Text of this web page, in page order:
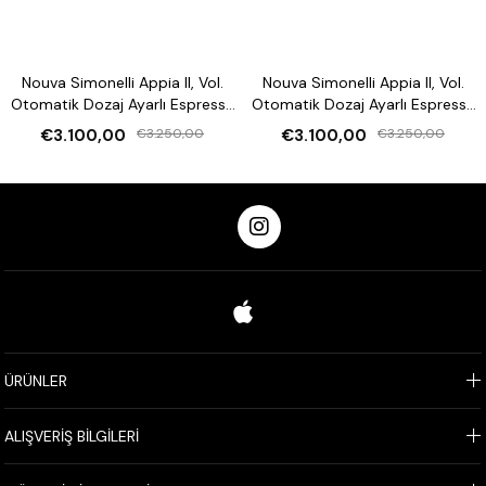
Nouva Simonelli Appia II, Vol.
Otomatik Dozaj Ayarlı Espresso
Kahve Makinesi
€3.100,00 €3.250,00
Nouva Simonelli Appia II, Vol.
Otomatik Dozaj Ayarlı Espresso
Kahve Makinesi
€3.100,00 €3.250,00
ÜRÜNLER
ALIŞVERİŞ BİLGİLERİ